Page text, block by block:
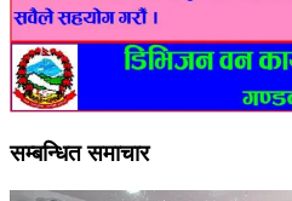
सम्बन्धित समाचार